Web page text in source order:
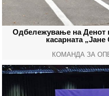
Одбележување на Денот
касарната
КОМАНДА ЗА